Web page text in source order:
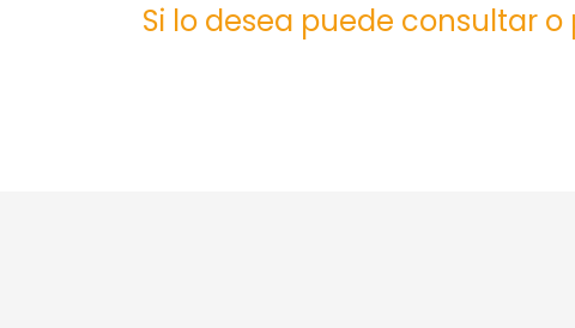
Si lo desea puede consultar